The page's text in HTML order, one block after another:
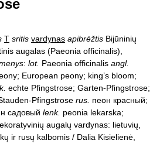
T sritis vardynas apibrėžtis Bijūninių
augalas (Paeonia officinalis),
: lot. Paeonia officinalis angl.
European peony; king’s bloom;
echte Pfingstrose; Garten-Pfingstrose;
Pfingstrose rus. пеон красный;
садовый lenk. peonia lekarska;
augalų vardynas: lietuvių,
ir rusų kalbomis / Dalia Kisielienė,